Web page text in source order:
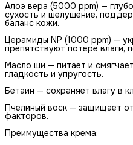
Алоэ вера (5000 ppm) —
сухость и шелушение,
баланс кожи.
Церамиды NP (1000 ppm) —
препятствуют потере влаги,
Масло ши — питает и
гладкость и упругость.
Бетаин — сохраняет влагу в
Пчелиный воск — защищает
факторов.
Преимущества крема: